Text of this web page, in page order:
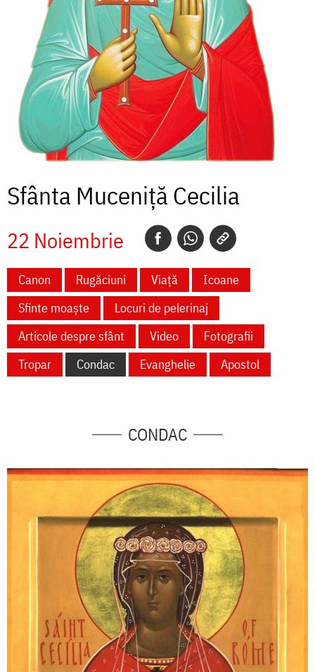
Sfânta Muceniță Cecilia
22 Noiembrie
Canon Rugăciuni Viață
Icoane
Sfinte moaște
Locuri de pelerinaj
Articole despre sfânt
Video
Fotografii
Tropar
Condac Evanghelie Apostol
CONDAC